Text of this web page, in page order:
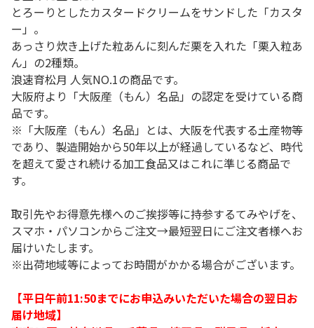
とろーりとしたカスタードクリームをサンドした「カスタ
ー」。
あっさり炊き上げた粒あんに刻んだ栗を入れた「栗入粒あ
ん」の2種類。
浪速育松月 人気NO.1の商品です。
大阪府より「大阪産（もん）名品」の認定を受けている商
品です。
※「大阪産（もん）名品」とは、大阪を代表する土産物等
であり、製造開始から50年以上が経過しているなど、時代
を超えて愛され続ける加工食品又はこれに準じる商品で
す。
取引先やお得意先様へのご挨拶等に持参するてみやげを、
スマホ・パソコンからご注文→最短翌日にご注文者様へお
届けいたします。
※出荷地域等によってお時間がかかる場合がございます。
【平日午前11:50までにお申込みいただいた場合の翌日お
届け地域】